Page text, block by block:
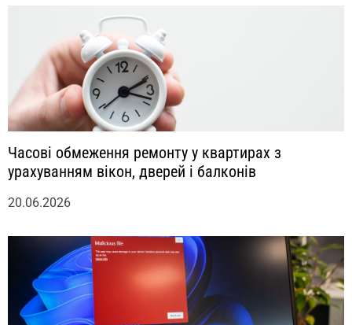
Часові обмеження ремонту у квартирах з
урахуванням вікон, дверей і балконів
20.06.2026